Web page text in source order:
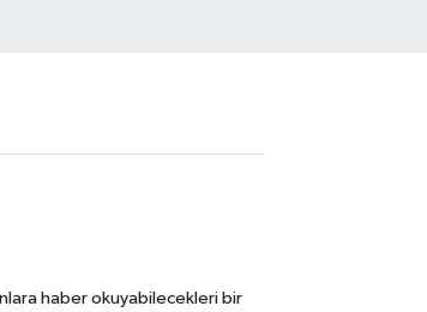
haber okuyabilecekleri bir